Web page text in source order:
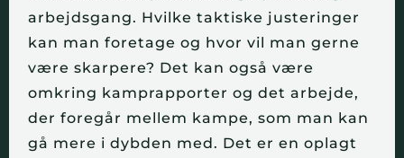
arbejdsgang. Hvilke taktiske justeringer
kan man foretage og hvor vil man gerne
være skarpere? Det kan også være
omkring kamprapporter og det arbejde,
der foregår mellem kampe, som man kan
gå mere i dybden med. Det er en oplagt